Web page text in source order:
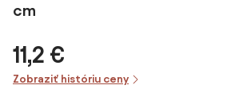
cm
11,2 €
Zobraziť históriu ceny